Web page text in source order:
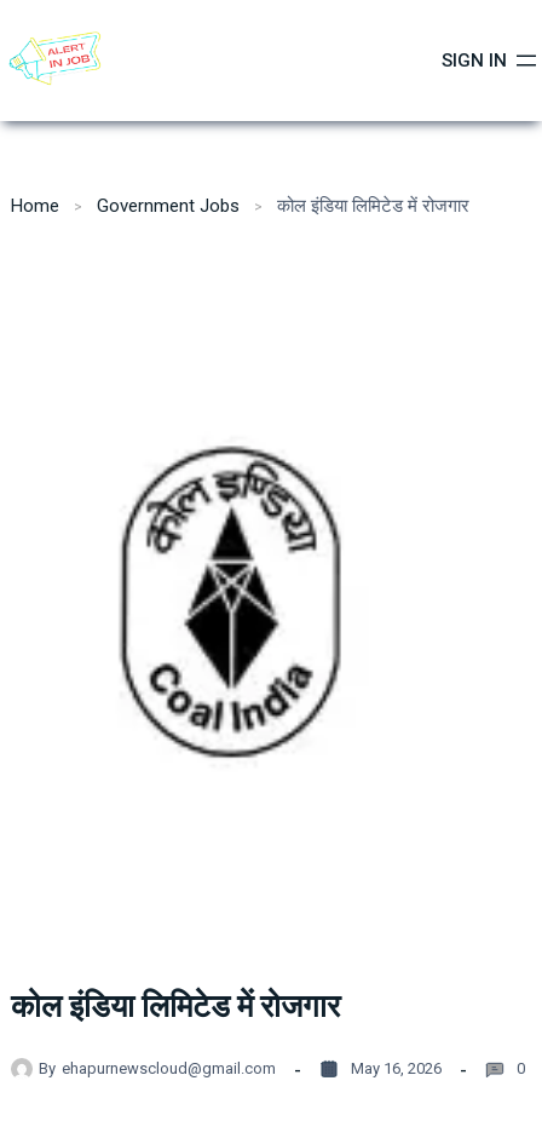
content
SIGN IN
Home Government Jobs कोल इंडिया लिमिटेड में रोजगार
कोल इंडिया लिमिटेड में रोजगार
By ehapurnewscloud@gmail.com May 16, 2026 0